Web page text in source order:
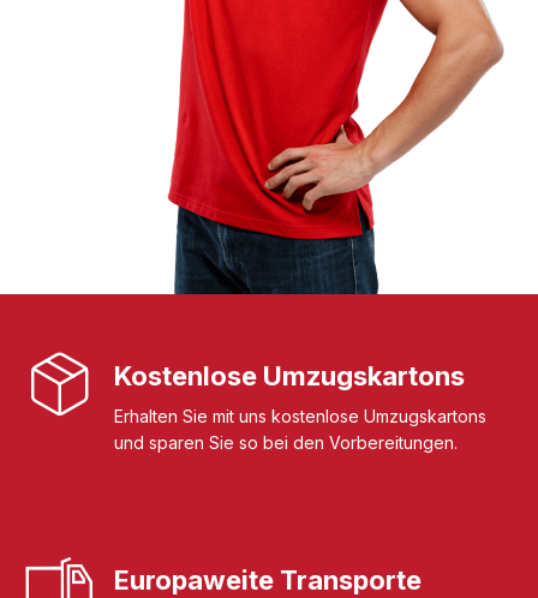
Kostenlose Umzugskartons
Erhalten Sie mit uns kostenlose Umzugskartons
und sparen Sie so bei den Vorbereitungen.
Europaweite Transporte